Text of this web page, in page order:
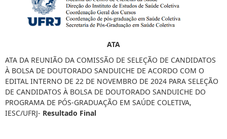
ATA
ATA DA REUNIÃO DA COMISSÃO DE SELEÇÃO DE CANDIDATOS
À BOLSA DE DOUTORADO SANDUICHE DE ACORDO COM O
EDITAL INTERNO DE 22 DE NOVEMBRO DE 2024 PARA SELEÇÃO
DE CANDIDATOS À BOLSA DE DOUTORADO SANDUICHE DO
PROGRAMA DE PÓS-GRADUAÇÃO EM SAÚDE COLETIVA,
IESC/UFRJ- Resultado Final